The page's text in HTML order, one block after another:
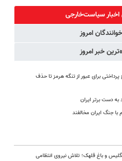
اخبار سیاست‌خارجی
امروز
خبر امروز
برای عبور از تنگه هرمز تا حذف
دست برتر ایران
جنگ ایران مخالفند
و باغ قلهک؛ تلاش نیروی انتظامی